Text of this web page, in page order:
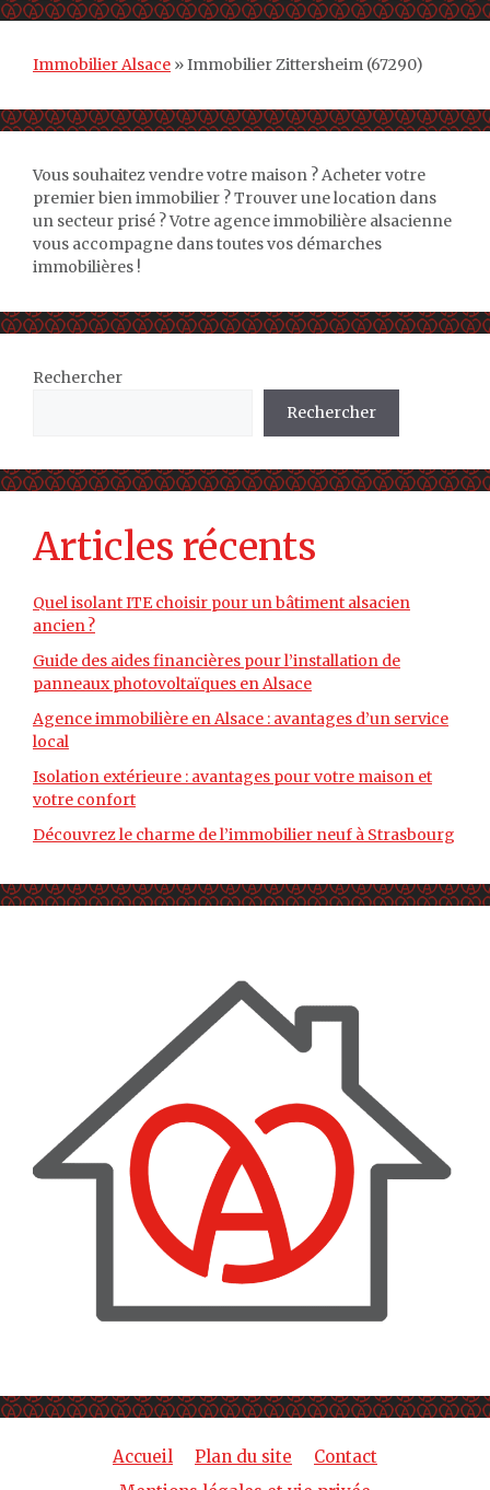
Immobilier Alsace »Immobilier Zittersheim (67290)
Vous souhaitez vendre votre maison ? Acheter votre
premier bien immobilier ? Trouver une location dans
un secteur prisé ? Votre agence immobilière alsacienne
vous accompagne dans toutes vos démarches
immobilières !
Rechercher
Rechercher
Articles récents
Quel isolant ITE choisir pour un bâtiment alsacien
ancien ?
Guide des aides financières pour l’installation de
panneaux photovoltaïques en Alsace
Agence immobilière en Alsace : avantages d’un service
local
Isolation extérieure : avantages pour votre maison et
votre confort
Découvrez le charme de l’immobilier neuf à Strasbourg
Accueil Plan du site
Contact